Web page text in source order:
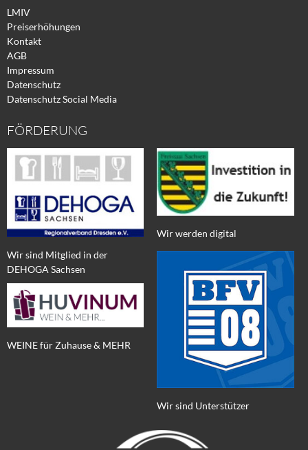
LMIV
Preiserhöhungen
Kontakt
AGB
Impressum
Datenschutz
Datenschutz Social Media
FÖRDERUNG
Wir sind Mitglied in der
DEHOGA Sachsen
WEINE für Zuhause & MEHR
Wir werden digital
Wir sind Unterstützer